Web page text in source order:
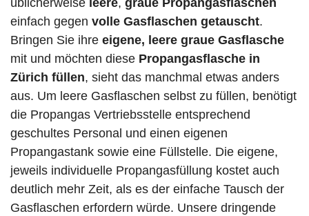
üblicherweise leere, graue Propangasflaschen
einfach gegen volle Gasflaschen getauscht.
Bringen Sie ihre eigene, leere graue Gasflasche
mit und möchten diese Propangasflasche in
Zürich füllen, sieht das manchmal etwas anders
aus. Um leere Gasflaschen selbst zu füllen, benötigt
die Propangas Vertriebsstelle entsprechend
geschultes Personal und einen eigenen
Propangastank sowie eine Füllstelle. Die eigene,
jeweils individuelle Propangasfüllung kostet auch
deutlich mehr Zeit, als es der einfache Tausch der
Gasflaschen erfordern würde. Unsere dringende